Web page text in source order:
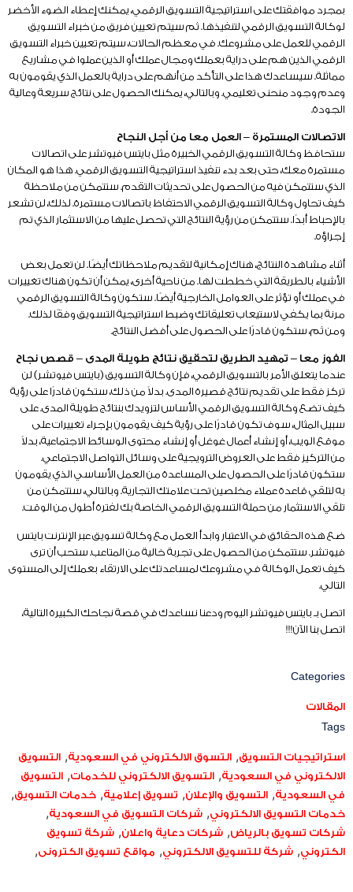
بمجرد موافقتك على استراتيجية التسويق الرقمي، يمكنك إعطاء الضوء الأخضر
لوكالة التسويق الرقمي لتنفيذها. ثم سيتم تعيين فريق من خبراء التسويق
الرقمي للعمل على مشروعك. في معظم الحالات، سيتم تعيين خبراء التسويق
الرقمي الذين هم على دراية بعملك ومجال عملك أو الذين عملوا في مشاريع
مماثلة. سيساعدك هذا على التأكد من أنهم على دراية بالعمل الذي يقومون به
وعدم وجود منحنى تعليمي. وبالتالي، يمكنك الحصول على نتائج سريعة وعالية
الجودة.
الاتصالات المستمرة – العمل معا من أجل النجاح
ستحافظ وكالة التسويق الرقمي الخبيرة مثل بايتس فيوتشر على اتصالات
مستمرة معك، حتى بعد بدء تنفيذ استراتيجية التسويق الرقمي. هذا هو المكان
الذي ستتمكن فيه من الحصول على تحديثات التقدم. ستتمكن من ملاحظة
كيف تحاول وكالة التسويق الرقمي الاحتفاظ باتصالات مستمرة. لذلك، لن تشعر
بالإحباط أبدًا. ستتمكن من رؤية النتائج التي تحصل عليها من الاستثمار الذي تم
إجراؤه.
أثناء مشاهدة النتائج، هناك إمكانية لتقديم ملاحظاتك أيضًا. لن تعمل بعض
الأشياء بالطريقة التي خططت لها. من ناحية أخرى، يمكن أن تكون هناك تغييرات
في عملك أو تؤثر على العوامل الخارجية أيضًا. ستكون وكالة التسويق الرقمي
مرنة بما يكفي لاستيعاب تعليقاتك وضبط استراتيجية التسويق وفقًا لذلك.
ومن ثم، ستكون قادرًا على الحصول على أفضل النتائج.
الفوز معا – تمهيد الطريق لتحقيق نتائج طويلة المدى – قصص نجاح
عندما يتعلق الأمر بالتسويق الرقمي، فإن وكالة التسويق (بايتس فيوتشر) لن
تركز فقط على تقديم نتائج قصيرة المدى. بدلاً من ذلك، ستكون قادرًا على رؤية
كيف تضع وكالة التسويق الرقمي الأساس لتزويدك بنتائج طويلة المدى. على
سبيل المثال، سوف تكون قادرًا على رؤية كيف يقومون بإجراء تغييرات على
موقع الويب، أو إنشاء أعمال غوغل أو إنشاء محتوى الوسائط الاجتماعية، بدلاً
من التركيز فقط على العروض الترويجية على وسائل التواصل الاجتماعي.
ستكون قادرًا على الحصول على المساعدة من العمل الأساسي الذي يقومون
به لتلقي قاعدة عملاء مخلصين تحت علامتك التجارية. وبالتالي، ستتمكن من
تلقي الاستثمار من حملة التسويق الرقمي الخاصة بك لفترة أطول من الوقت.
ضع هذه الحقائق في الاعتبار وابدأ العمل مع وكالة تسويق عبر الإنترنت بايتس
فيوتشر. ستتمكن من الحصول على تجربة خالية من المتاعب. ستحب أن ترى
كيف تعمل الوكالة في مشروعك لمساعدتك على الارتقاء بعملك إلى المستوى
التالي.
اتصل بـ بايتس فيوتشر اليوم ودعنا نساعدك في قصة نجاحك الكبيرة التالية،
اتصل بنا الآن!!!
Categories
المقالات
Tags
استراتيجيات التسويق, التسوق الالكتروني في السعودية, التسويق
الالكتروني في السعودية, التسويق الالكتروني للخدمات, التسويق
في السعودية, التسويق والإعلان, تسويق إعلامية, خدمات التسويق,
خدمات التسويق الالكتروني, شركات التسويق في السعودية,
شركات تسويق بالرياض, شركات دعاية واعلان, شركة تسويق
الكتروني, شركة للتسويق الالكتروني, مواقع تسويق الكترونى,